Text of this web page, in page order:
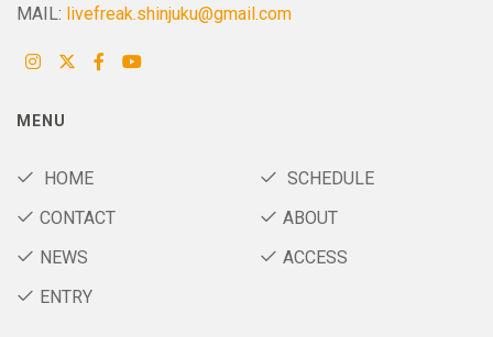
MAIL: livefreak.shinjuku@gmail.com
MENU
HOME
SCHEDULE
CONTACT
ABOUT
NEWS
ACCESS
ENTRY